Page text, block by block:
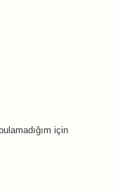
için